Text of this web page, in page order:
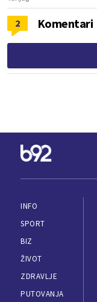
2 Komentari
INFO
SPORT
BIZ
ŽIVOT
ZDRAVLJE
PUTOVANJA